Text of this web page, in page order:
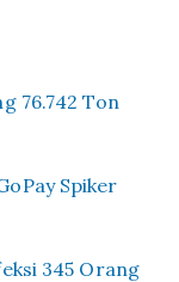
76.742 Ton
Spiker
345 Orang